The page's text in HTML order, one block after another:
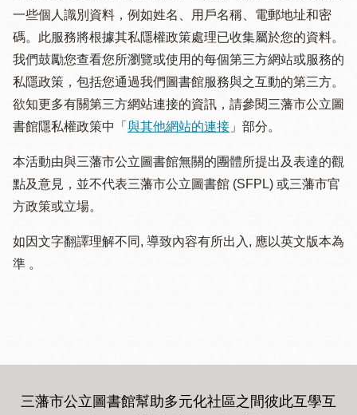
一些個人識別資料，例如姓名、用戶名稱、電郵地址和密
碼。此服務將根據其私隱權政策處理已收集屬於您的資料。
我們鼓勵您查看您所瀏覽或使用的每個第三方網站或服務的
私隱政策，包括您通過我們圖書館服務與之互動的第三方。
欲知更多有關第三方網站連接的資訊，請參閱三藩市公立圖
書館隱私權政策中「 與其他網站的連接 」部分。
本活動由與三藩市公立圖書館無關的團體所提出及表達的觀
點及意見，並不代表三藩市公立圖書館 (SFPL) 或三藩市官
方政策或立場。
如因文字翻譯理解不同, 導致內容有所出入, 應以英文版本為
準 。
三藩市公立圖書館幫助多元化社區之間彼此互學互